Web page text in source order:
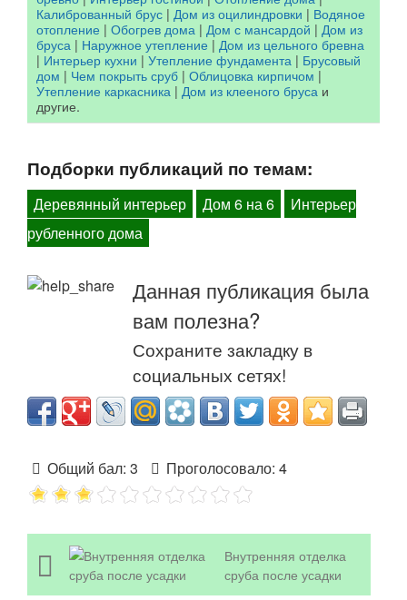
Калиброванный брус | Дом из оцилиндровки | Водяное
отопление | Обогрев дома | Дом с мансардой | Дом из
бруса | Наружное утепление | Дом из цельного бревна
| Интерьер кухни |Утепление фундамента | Брусовый
дом | Чем покрыть сруб | Облицовка кирпичом |
Утепление каркасника | Дом из клееного брусаи
другие.
Подборки публикаций по темам:
Деревянный интерьер Дом 6 на 6
Интерьер
рубленного дома
Данная публикация была
вам полезна?
Сохраните закладку в
социальных сетях!
Общий бал: 3 Проголосовало: 4
Внутренняя отделка
сруба после усадки